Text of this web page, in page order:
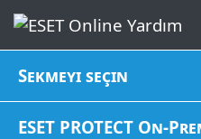
Sekmeyi seçin
ESET PROTECT On-